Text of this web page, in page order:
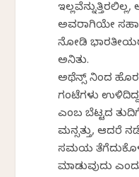
ಅವರಾಗಿಯೇ
ನೋಡಿ
ಅನಿಸಿತು.
ಅಥೆನ್ಸ್ ನಿಂದ
ಗಂಟೆಗಳು
ಎಂಬ ಬೆಟ್ಟದ
ಮನಸ್ಸಿತ್ತು, ಆದರೆ
ಸಮಯ
ಮಾಡುವುದು